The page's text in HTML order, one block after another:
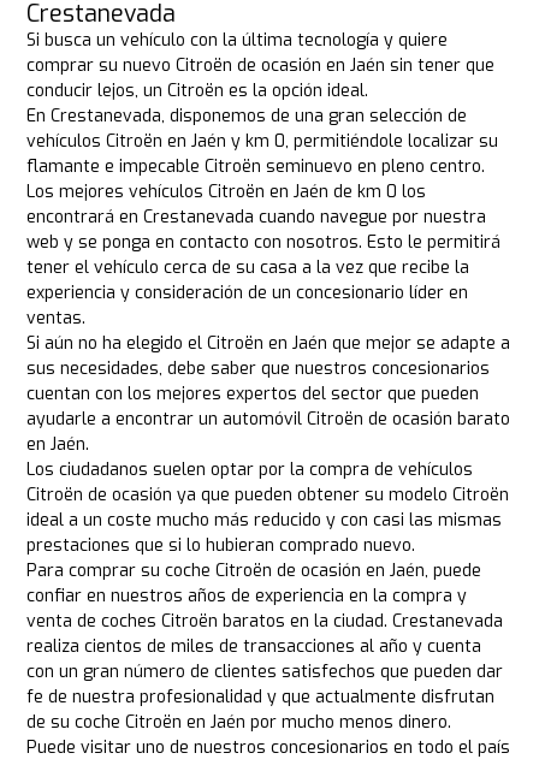
Crestanevada
Si busca un vehículo con la última tecnología y quiere
comprar su nuevo Citroën de ocasión en Jaén sin tener que
conducir lejos, un Citroën es la opción ideal.
En Crestanevada, disponemos de una gran selección de
vehículos Citroën en Jaén y km 0, permitiéndole localizar su
flamante e impecable Citroën seminuevo en pleno centro.
Los mejores vehículos Citroën en Jaén de km 0 los
encontrará en Crestanevada cuando navegue por nuestra
web y se ponga en contacto con nosotros. Esto le permitirá
tener el vehículo cerca de su casa a la vez que recibe la
experiencia y consideración de un concesionario líder en
ventas.
Si aún no ha elegido el Citroën en Jaén que mejor se adapte a
sus necesidades, debe saber que nuestros concesionarios
cuentan con los mejores expertos del sector que pueden
ayudarle a encontrar un automóvil Citroën de ocasión barato
en Jaén.
Los ciudadanos suelen optar por la compra de vehículos
Citroën de ocasión ya que pueden obtener su modelo Citroën
ideal a un coste mucho más reducido y con casi las mismas
prestaciones que si lo hubieran comprado nuevo.
Para comprar su coche Citroën de ocasión en Jaén, puede
confiar en nuestros años de experiencia en la compra y
venta de coches Citroën baratos en la ciudad. Crestanevada
realiza cientos de miles de transacciones al año y cuenta
con un gran número de clientes satisfechos que pueden dar
fe de nuestra profesionalidad y que actualmente disfrutan
de su coche Citroën en Jaén por mucho menos dinero.
Puede visitar uno de nuestros concesionarios en todo el país